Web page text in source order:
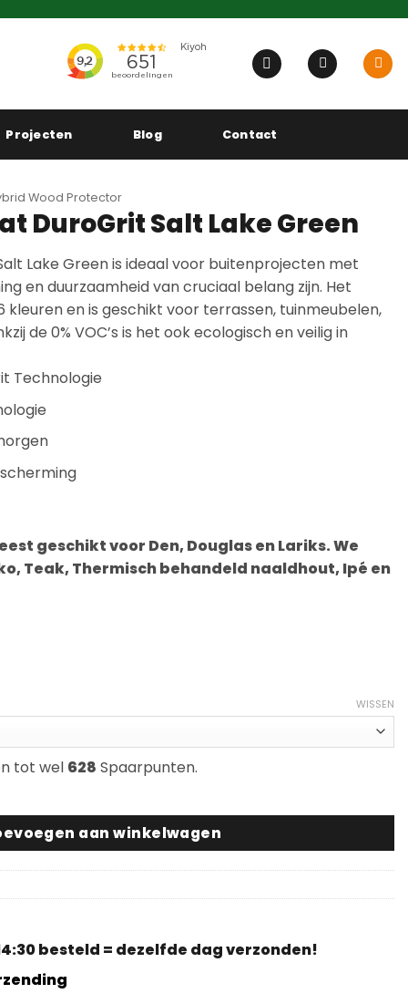
Projecten Blog Contact
Wood Protector
DuroGrit Salt Lake Green
Lake Green is ideaal voor buitenprojecten met
en duurzaamheid van cruciaal belang zijn. Het
kleuren en is geschikt voor terrassen, tuinmeubelen,
de 0% VOC’s is het ook ecologisch en veilig in
Technologie
geschikt voor Den, Douglas en Lariks. We
Teak, Thermisch behandeld naaldhout, Ipé en
WISSEN
tot wel 628 Spaarpunten.
aan winkelwagen
besteld = dezelfde dag verzonden!